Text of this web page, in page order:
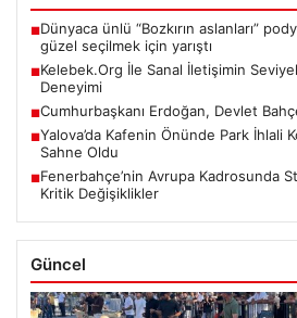
■Dünyaca ünlü “Bozkırın aslanları”
güzel seçilmek için yarıştı
■Kelebek.Org İle Sanal İletişimin
Deneyimi
■Cumhurbaşkanı Erdoğan, Devlet
■Yalova’da Kafenin Önünde Park İhlali
Sahne Oldu
■Fenerbahçe’nin Avrupa Kadrosunda
Kritik Değişiklikler
Güncel